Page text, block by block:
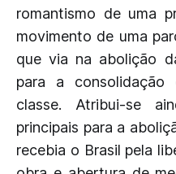
romantismo de uma
movimento de uma
que via na abolição
para a consolidação
classe. Atribui-se
principais para a
recebia o Brasil pela